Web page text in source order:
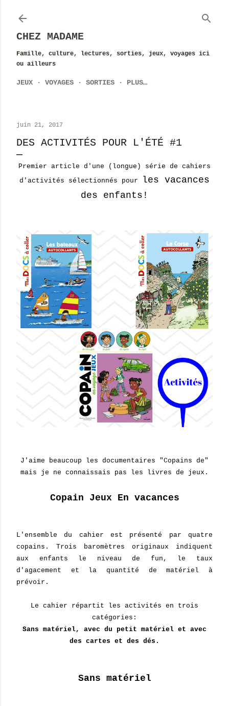
CHEZ MADAME
Famille, culture, lectures, sorties, jeux, voyages ici
ou ailleurs
JEUX VOYAGES SORTIES PLUS…
juin 21, 2017
DES ACTIVITÉS POUR L'ÉTÉ #1
Premier article d'une (longue) série de cahiers
d'activités sélectionnés pour
les vacances
des enfants!
J'aime beaucoup les documentaires "Copains de"
mais je ne connaissais pas les livres de jeux.
Copain Jeux En vacances
L'ensemble du cahier est présenté par quatre
copains. Trois baromètres originaux indiquent
aux enfants le niveau de fun, le taux
d'agacement et la quantité de matériel à
prévoir.
Le cahier répartit les activités en trois
catégories:
Sans matériel, avec du petit matériel et avec
des cartes et des dés.
Sans matériel